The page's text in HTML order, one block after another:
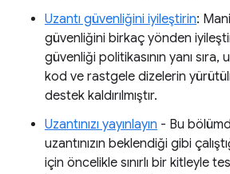
Uzantı güvenliğini iyileştirin:
güvenliğini birkaç yönden
güvenliği politikasının yanı sıra,
kod ve rastgele dizelerin
destek kaldırılmıştır.
Uzantınızı yayınlayın - Bu
uzantınızın beklendiği gibi
için öncelikle sınırlı bir kitleyle